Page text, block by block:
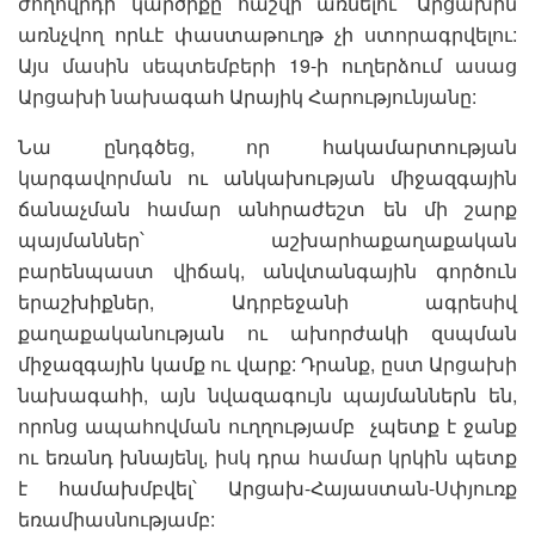
առնչվող որևէ փաստաթուղթ չի ստորագրվելու:
Այս մասին սեպտեմբերի 19-ի ուղերձում ասաց
Արցախի նախագահ Արայիկ Հարությունյանը:
Նա ընդգծեց, որ հակամարտության
կարգավորման ու անկախության միջազգային
ճանաչման համար անհրաժեշտ են մի շարք
պայմաններ՝ աշխարհաքաղաքական
բարենպաստ վիճակ, անվտանգային գործուն
երաշխիքներ, Ադրբեջանի ագրեսիվ
քաղաքականության ու ախորժակի զսպման
միջազգային կամք ու վարք: Դրանք, ըստ Արցախի
նախագահի, այն նվազագույն պայմաններն են,
որոնց ապահովման ուղղությամբ չպետք է ջանք
ու եռանդ խնայենլ, իսկ դրա համար կրկին պետք
է համախմբվել՝ Արցախ-Հայաստան-Սփյուռք
եռամիասնությամբ: